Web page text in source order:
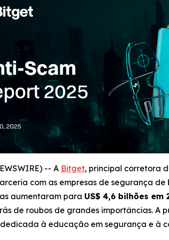
-- A Bitget, principal corretora
com as empresas de segurança
aumentaram para US$ 4,6 bilhões em
de roubos de grandes importâncias.
à educação em segurança e à